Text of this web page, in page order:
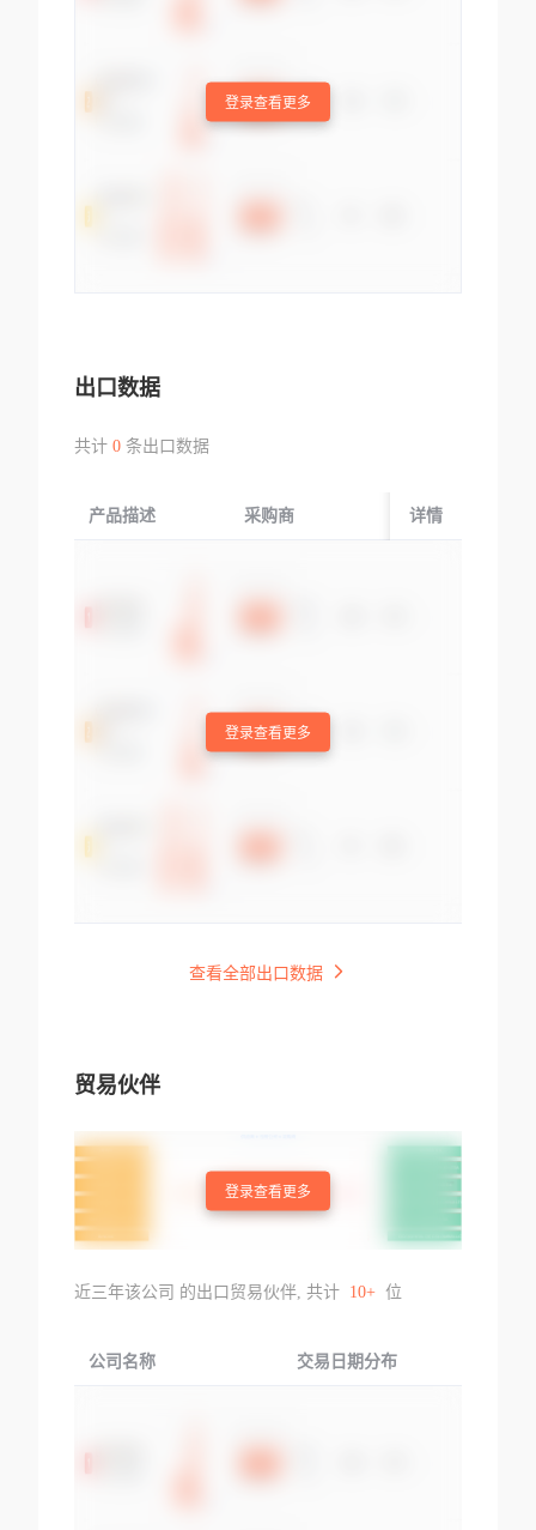
登录查看更多
出口数据
共计 0条出口数据
产品描述 采购商 起运国/地区
详情
登录查看更多
查看全部出口数据
贸易伙伴
登录查看更多
近三年该公司 的出口贸易伙伴, 共计 10+ 位
公司名称 交易日期分布